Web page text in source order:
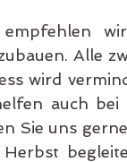
empfehlen
Alle
wird
auch
Sie uns